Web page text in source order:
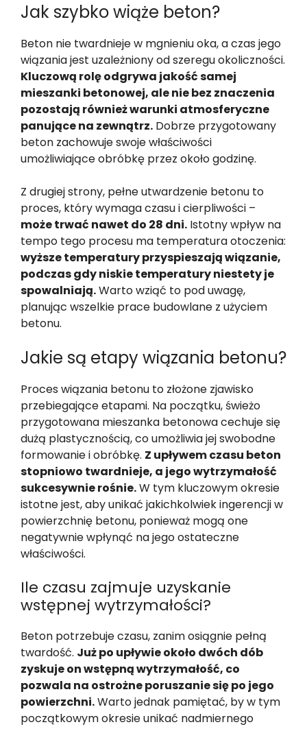
Jak szybko wiąże beton?
Beton nie twardnieje w mgnieniu oka, a czas jego
wiązania jest uzależniony od szeregu okoliczności.
Kluczową rolę odgrywa jakość samej
mieszanki betonowej, ale nie bez znaczenia
pozostają również warunki atmosferyczne
panujące na zewnątrz. Dobrze przygotowany
beton zachowuje swoje właściwości
umożliwiające obróbkę przez około godzinę.
Z drugiej strony, pełne utwardzenie betonu to
proces, który wymaga czasu i cierpliwości –
może trwać nawet do 28 dni. Istotny wpływ na
tempo tego procesu ma temperatura otoczenia:
wyższe temperatury przyspieszają wiązanie,
podczas gdy niskie temperatury niestety je
spowalniają.Warto wziąć to pod uwagę,
planując wszelkie prace budowlane z użyciem
betonu.
Jakie są etapy wiązania betonu?
Proces wiązania betonu to złożone zjawisko
przebiegające etapami. Na początku, świeżo
przygotowana mieszanka betonowa cechuje się
dużą plastycznością, co umożliwia jej swobodne
formowanie i obróbkę. Z upływem czasu beton
stopniowo twardnieje, a jego wytrzymałość
sukcesywnie rośnie.W tym kluczowym okresie
istotne jest, aby unikać jakichkolwiek ingerencji w
powierzchnię betonu, ponieważ mogą one
negatywnie wpłynąć na jego ostateczne
właściwości.
Ile czasu zajmuje uzyskanie
wstępnej wytrzymałości?
Beton potrzebuje czasu, zanim osiągnie pełną
twardość. Już po upływie około dwóch dób
zyskuje on wstępną wytrzymałość, co
pozwala na ostrożne poruszanie się po jego
powierzchni.Warto jednak pamiętać, by w tym
początkowym okresie unikać nadmiernego